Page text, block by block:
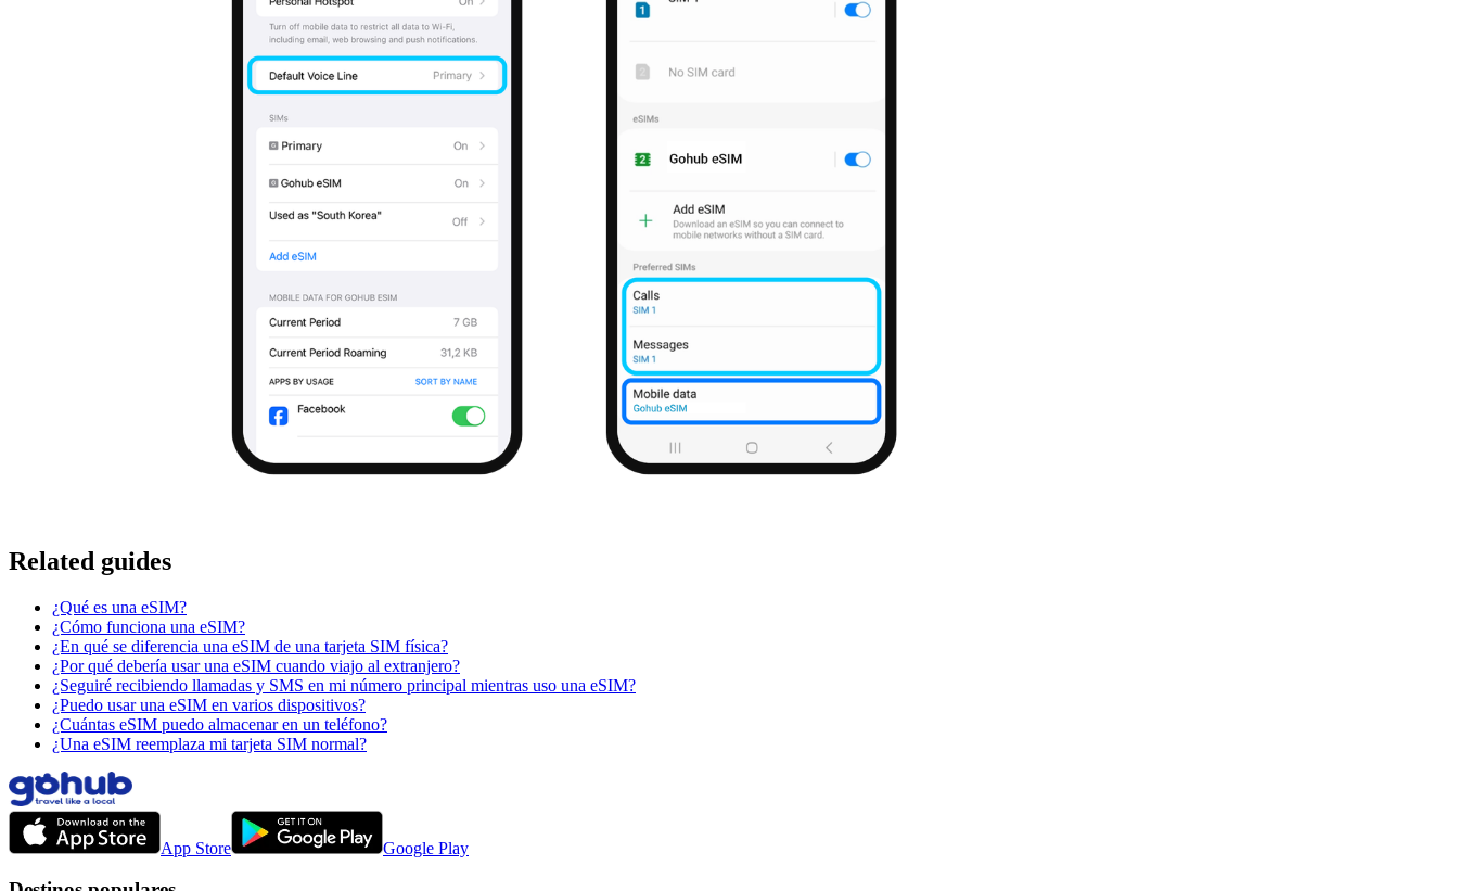
Related guides
¿Qué es una eSIM?
¿Cómo funciona una eSIM?
¿En qué se diferencia una eSIM de una tarjeta SIM física?
¿Por qué debería usar una eSIM cuando viajo al extranjero?
¿Seguiré recibiendo llamadas y SMS en mi número principal mientras uso una eSIM?
¿Puedo usar una eSIM en varios dispositivos?
¿Cuántas eSIM puedo almacenar en un teléfono?
¿Una eSIM reemplaza mi tarjeta SIM normal?
App Store Google Play